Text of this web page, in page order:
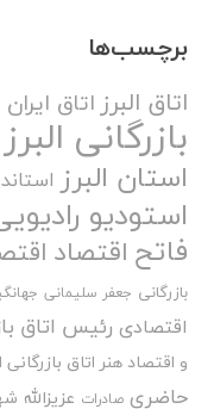
برچسب‌ها
اتاق البرزاتاق ایران
بازرگانی البرز
استان البرز
استودیو
فاتح اقتصاد
بازرگانی جعفر سلیمانی
اقتصادی رئیس اتاق
و اقتصاد هنر اتاق بازرگانی
حاضری صادرات عزیزالله